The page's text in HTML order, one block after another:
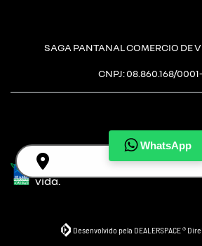
WhatsApp
SAGA PANTANAL COMERCIO DE
CNPJ: 08.860.168/
Desacelere. Seu bem maior é a
vida.
Desenvolvido pela DEALERSPACE ®